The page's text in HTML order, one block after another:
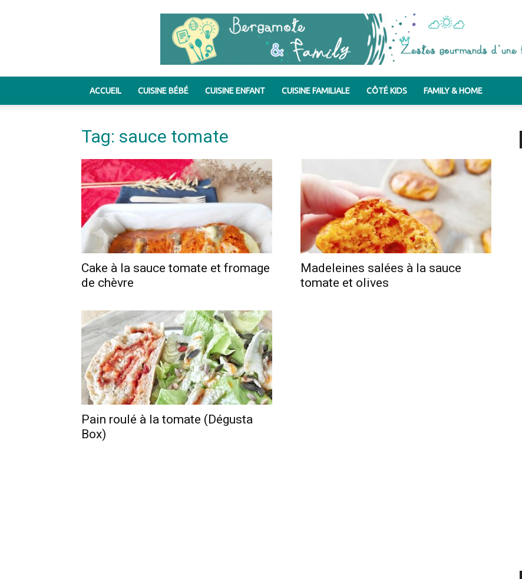
&
Family
ACCUEIL CUISINE BÉBÉ CUISINE ENFANT CUISINE FAMILIALE CÔTÉ KIDS FAMILY & HOME
Tag: sauce tomate
Cake à la sauce tomate et fromage
de chèvre
Madeleines salées à la sauce
tomate et olives
Pain roulé à la tomate (Dégusta
Box)